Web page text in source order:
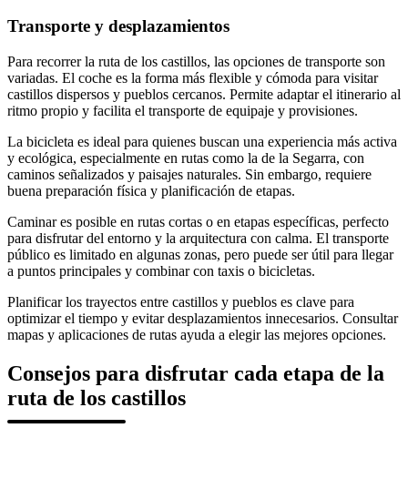
Transporte y desplazamientos
Para recorrer la ruta de los castillos, las opciones de transporte son
variadas. El coche es la forma más flexible y cómoda para visitar
castillos dispersos y pueblos cercanos. Permite adaptar el itinerario al
ritmo propio y facilita el transporte de equipaje y provisiones.
La bicicleta es ideal para quienes buscan una experiencia más activa
y ecológica, especialmente en rutas como la de la Segarra, con
caminos señalizados y paisajes naturales. Sin embargo, requiere
buena preparación física y planificación de etapas.
Caminar es posible en rutas cortas o en etapas específicas, perfecto
para disfrutar del entorno y la arquitectura con calma. El transporte
público es limitado en algunas zonas, pero puede ser útil para llegar
a puntos principales y combinar con taxis o bicicletas.
Planificar los trayectos entre castillos y pueblos es clave para
optimizar el tiempo y evitar desplazamientos innecesarios. Consultar
mapas y aplicaciones de rutas ayuda a elegir las mejores opciones.
Consejos para disfrutar cada etapa de la
ruta de los castillos